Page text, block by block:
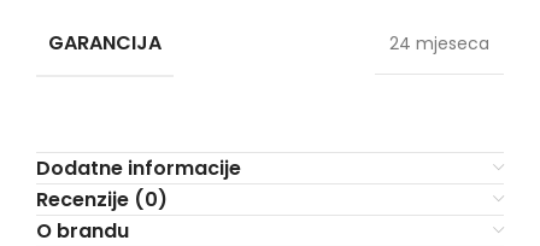
GARANCIJA 24 mjeseca
Dodatne informacije
Recenzije (0)
O brandu